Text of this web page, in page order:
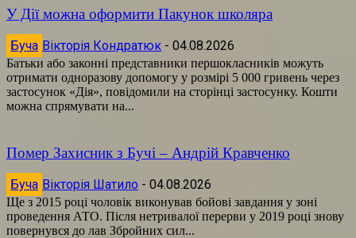
У Дії можна оформити Пакунок школяра
Буча Вікторія Кондратюк - 04.08.2026
Батьки або законні представники першокласників можуть
отримати одноразову допомогу у розмірі 5 000 гривень через
застосунок «Дія», повідомили на сторінці застосунку. Кошти
можна спрямувати на...
Помер Захисник з Бучі – Андрій Кравченко
Буча Вікторія Шатило - 04.08.2026
Ще з 2015 році чоловік виконував бойові завдання у зоні
проведення АТО. Після нетривалої перерви у 2019 році знову
повернувся до лав Збройних сил...